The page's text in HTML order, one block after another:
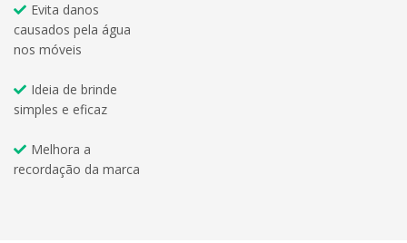
Evita danos
causados pela água
nos móveis
Ideia de brinde
simples e eficaz
Melhora a
recordação da marca